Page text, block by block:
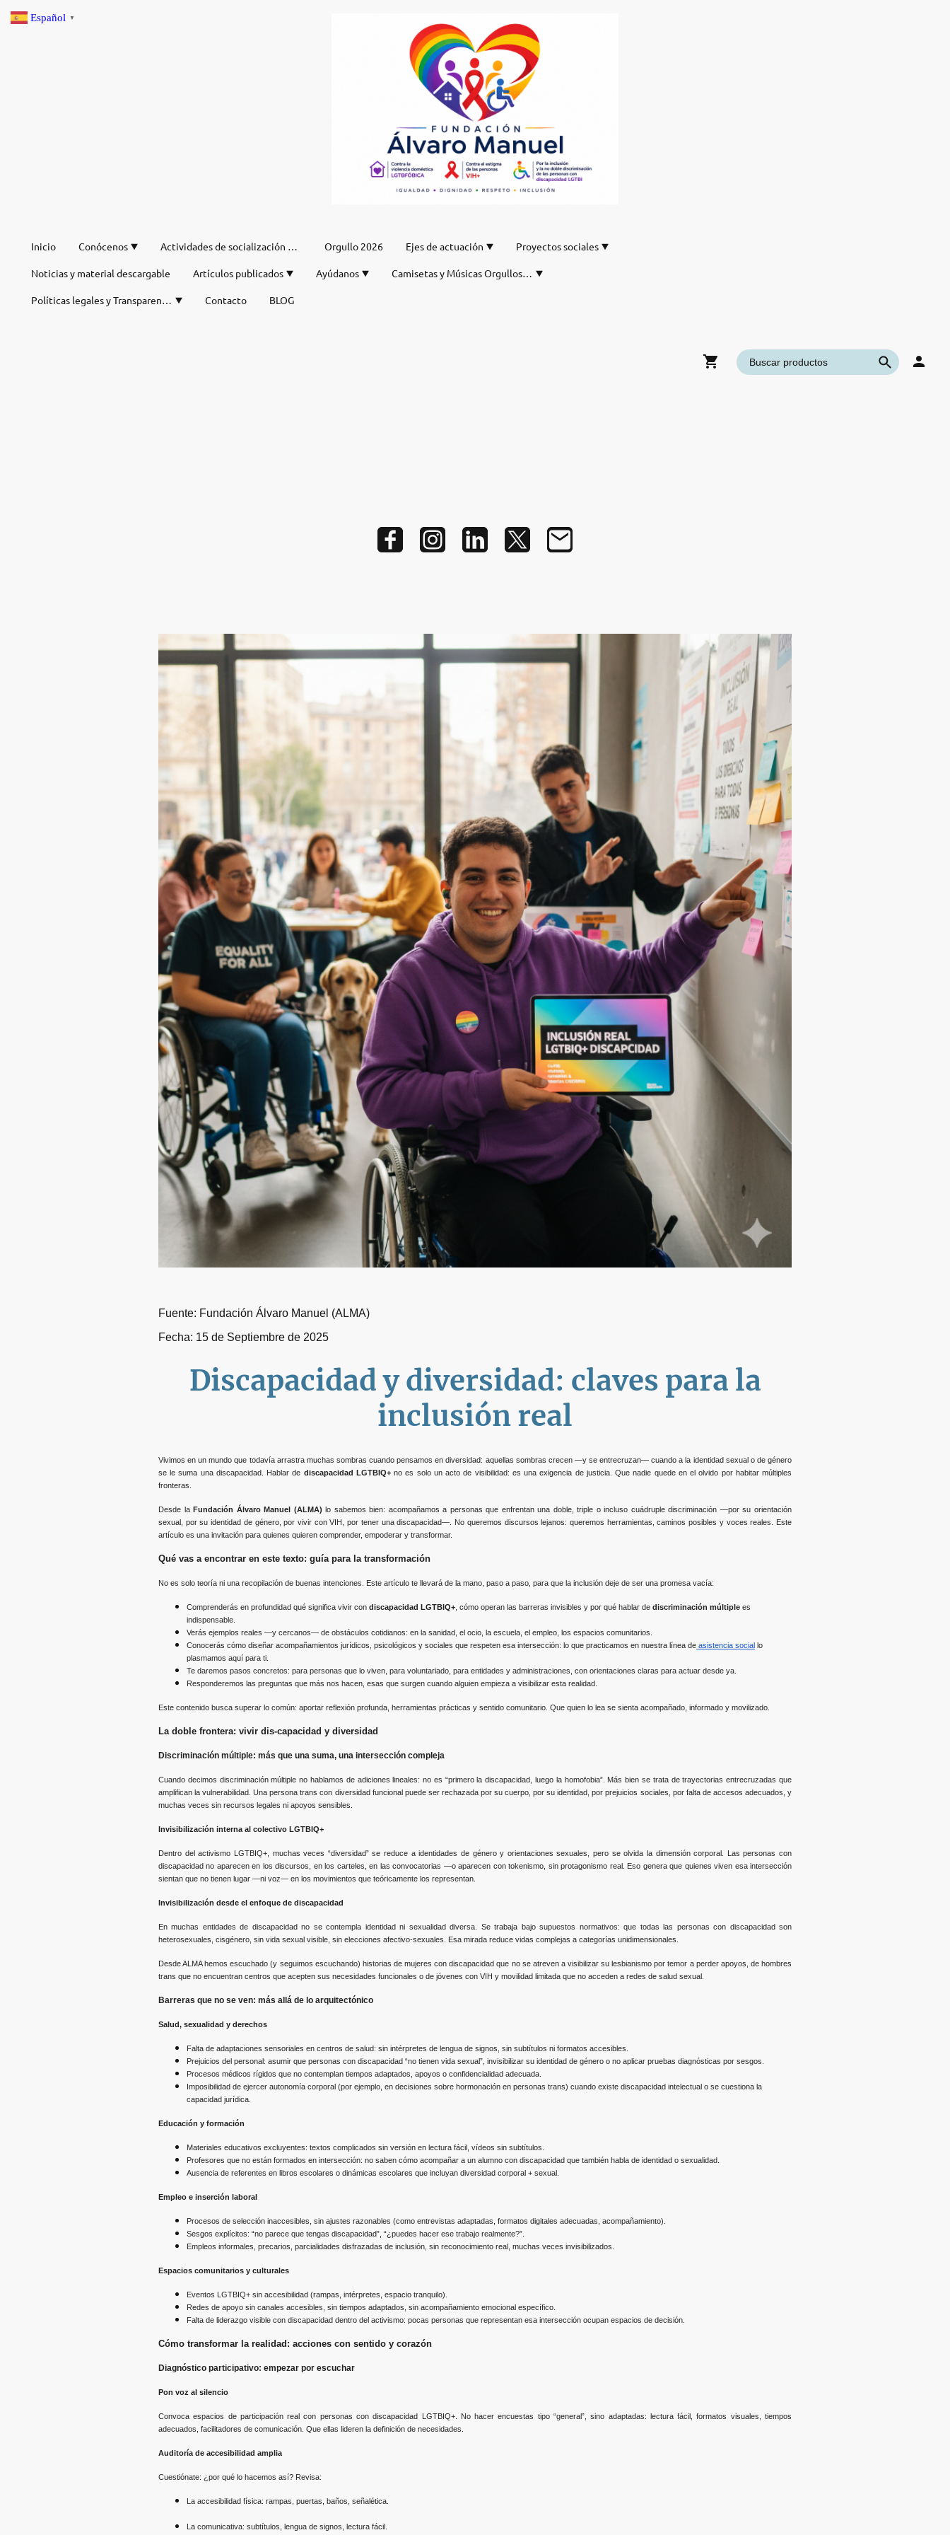
Inicio Conócenos Actividades de socialización de verano Orgullo 2026 Ejes de actuación Proyectos sociales
Noticias y material descargable Artículos publicados Ayúdanos Camisetas y Músicas Orgullos de nuestro DJ
Políticas legales y Transparencia Contacto BLOG
Fuente: Fundación Álvaro Manuel (ALMA)
Fecha: 15 de Septiembre de 2025
Discapacidad y diversidad: claves para la
inclusión real
Vivimos en un mundo que todavía arrastra muchas sombras cuando pensamos en diversidad: aquellas sombras crecen —y se entrecruzan— cuando a la identidad sexual o de género
se le suma una discapacidad. Hablar de discapacidad LGTBIQ+no es solo un acto de visibilidad: es una exigencia de justicia. Que nadie quede en el olvido por habitar múltiples
fronteras.
Desde laFundación Álvaro Manuel (ALMA) lo sabemos bien: acompañamos a personas que enfrentan una doble, triple o incluso cuádruple discriminación —por su orientación
sexual, por su identidad de género, por vivir con VIH, por tener una discapacidad—. No queremos discursos lejanos: queremos herramientas, caminos posibles y voces reales. Este
artículo es una invitación para quienes quieren comprender, empoderar y transformar.
Qué vas a encontrar en este texto: guía para la transformación
No es solo teoría ni una recopilación de buenas intenciones. Este artículo te llevará de la mano, paso a paso, para que la inclusión deje de ser una promesa vacía:
Comprenderás en profundidad qué significa vivir con discapacidad LGTBIQ+ , cómo operan las barreras invisibles y por qué hablar de discriminación múltiple es
indispensable.
Verás ejemplos reales —y cercanos— de obstáculos cotidianos: en la sanidad, el ocio, la escuela, el empleo, los espacios comunitarios.
Conocerás cómo diseñar acompañamientos jurídicos, psicológicos y sociales que respeten esa intersección: lo que practicamos en nuestra línea de asistencia social lo
plasmamos aquí para ti.
Te daremos pasos concretos: para personas que lo viven, para voluntariado, para entidades y administraciones, con orientaciones claras para actuar desde ya.
Responderemos las preguntas que más nos hacen, esas que surgen cuando alguien empieza a visibilizar esta realidad.
Este contenido busca superar lo común: aportar reflexión profunda, herramientas prácticas y sentido comunitario. Que quien lo lea se sienta acompañado, informado y movilizado.
La doble frontera: vivir dis-capacidad y diversidad
Discriminación múltiple: más que una suma, una intersección compleja
Cuando decimos discriminación múltiple no hablamos de adiciones lineales: no es “primero la discapacidad, luego la homofobia”. Más bien se trata de trayectorias entrecruzadas que
amplifican la vulnerabilidad. Una persona trans con diversidad funcional puede ser rechazada por su cuerpo, por su identidad, por prejuicios sociales, por falta de accesos adecuados, y
muchas veces sin recursos legales ni apoyos sensibles.
Invisibilización interna al colectivo LGTBIQ+
Dentro del activismo LGTBIQ+, muchas veces “diversidad” se reduce a identidades de género y orientaciones sexuales, pero se olvida la dimensión corporal. Las personas con
discapacidad no aparecen en los discursos, en los carteles, en las convocatorias —o aparecen con tokenismo, sin protagonismo real. Eso genera que quienes viven esa intersección
sientan que no tienen lugar —ni voz— en los movimientos que teóricamente los representan.
Invisibilización desde el enfoque de discapacidad
En muchas entidades de discapacidad no se contempla identidad ni sexualidad diversa. Se trabaja bajo supuestos normativos: que todas las personas con discapacidad son
heterosexuales, cisgénero, sin vida sexual visible, sin elecciones afectivo-sexuales. Esa mirada reduce vidas complejas a categorías unidimensionales.
Desde ALMA hemos escuchado (y seguimos escuchando) historias de mujeres con discapacidad que no se atreven a visibilizar su lesbianismo por temor a perder apoyos, de hombres
trans que no encuentran centros que acepten sus necesidades funcionales o de jóvenes con VIH y movilidad limitada que no acceden a redes de salud sexual.
Barreras que no se ven: más allá de lo arquitectónico
Salud, sexualidad y derechos
Falta de adaptaciones sensoriales en centros de salud: sin intérpretes de lengua de signos, sin subtítulos ni formatos accesibles.
Prejuicios del personal: asumir que personas con discapacidad “no tienen vida sexual”, invisibilizar su identidad de género o no aplicar pruebas diagnósticas por sesgos.
Procesos médicos rígidos que no contemplan tiempos adaptados, apoyos o confidencialidad adecuada.
Imposibilidad de ejercer autonomía corporal (por ejemplo, en decisiones sobre hormonación en personas trans) cuando existe discapacidad intelectual o se cuestiona la
capacidad jurídica.
Educación y formación
Materiales educativos excluyentes: textos complicados sin versión en lectura fácil, vídeos sin subtítulos.
Profesores que no están formados en intersección: no saben cómo acompañar a un alumno con discapacidad que también habla de identidad o sexualidad.
Ausencia de referentes en libros escolares o dinámicas escolares que incluyan diversidad corporal + sexual.
Empleo e inserción laboral
Procesos de selección inaccesibles, sin ajustes razonables (como entrevistas adaptadas, formatos digitales adecuadas, acompañamiento).
Sesgos explícitos: “no parece que tengas discapacidad”, “¿puedes hacer ese trabajo realmente?”.
Empleos informales, precarios, parcialidades disfrazadas de inclusión, sin reconocimiento real, muchas veces invisibilizados.
Espacios comunitarios y culturales
Eventos LGTBIQ+ sin accesibilidad (rampas, intérpretes, espacio tranquilo).
Redes de apoyo sin canales accesibles, sin tiempos adaptados, sin acompañamiento emocional específico.
Falta de liderazgo visible con discapacidad dentro del activismo: pocas personas que representan esa intersección ocupan espacios de decisión.
Cómo transformar la realidad: acciones con sentido y corazón
Diagnóstico participativo: empezar por escuchar
Pon voz al silencio
Convoca espacios de participación real con personas con discapacidad LGTBIQ+. No hacer encuestas tipo “general”, sino adaptadas: lectura fácil, formatos visuales, tiempos
adecuados, facilitadores de comunicación. Que ellas lideren la definición de necesidades.
Auditoría de accesibilidad amplia
Cuestiónate: ¿por qué lo hacemos así? Revisa:
La accesibilidad física: rampas, puertas, baños, señalética.
La comunicativa: subtítulos, lengua de signos, lectura fácil.
Español ▼